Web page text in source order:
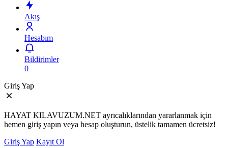
Akış
Hesabım
Bildirimler
0
Giriş Yap
HAYAT KILAVUZUM.NET ayrıcalıklarından yararlanmak için
hemen giriş yapın veya hesap oluşturun, üstelik tamamen ücretsiz!
Giriş Yap Kayıt Ol